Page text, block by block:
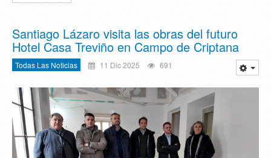
Santiago Lázaro visita las obras del futuro
Hotel Casa Treviño en Campo de Criptana
Todas Las Noticias 11 Dic 2025 691